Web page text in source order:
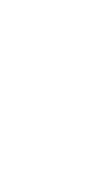
aantal